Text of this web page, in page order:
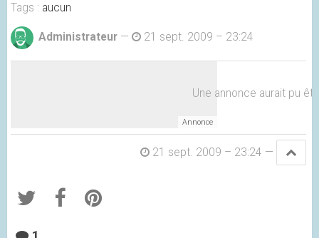
Tags : aucun
Administrateur — 21 sept. 2009 – 23:24
Une annonce aurait pu
21 sept. 2009 – 23:24 —